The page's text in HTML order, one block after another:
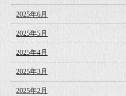
2025年6月
2025年5月
2025年4月
2025年3月
2025年2月